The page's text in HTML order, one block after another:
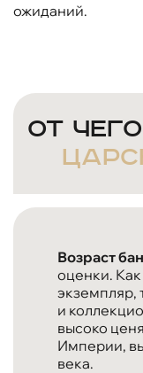
ожиданий.
От
Возраст
оценки.
экземпляр,
и
высоко
Империи,
века.